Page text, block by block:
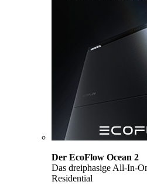
Der EcoFlow Ocean 2
Das dreiphasige All-In-
Residential